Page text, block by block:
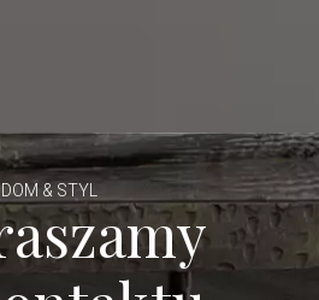
DOM & STYL